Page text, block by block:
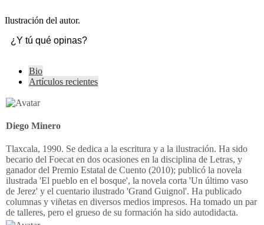
Ilustración del autor.
¿Y tú qué opinas?
following
tabs
content
below.
Bio
Artículos recientes
Diego Minero
Tlaxcala, 1990. Se dedica a la escritura y a la ilustración. Ha sido
becario del Foecat en dos ocasiones en la disciplina de Letras, y
ganador del Premio Estatal de Cuento (2010); publicó la novela
ilustrada 'El pueblo en el bosque', la novela corta 'Un último vaso
de Jerez' y el cuentario ilustrado 'Grand Guignol'. Ha publicado
columnas y viñetas en diversos medios impresos. Ha tomado un par
de talleres, pero el grueso de su formación ha sido autodidacta.